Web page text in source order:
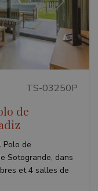
Suivant
TS-03250P
de
Polo de
Sotogrande, dans
et 4 salles de